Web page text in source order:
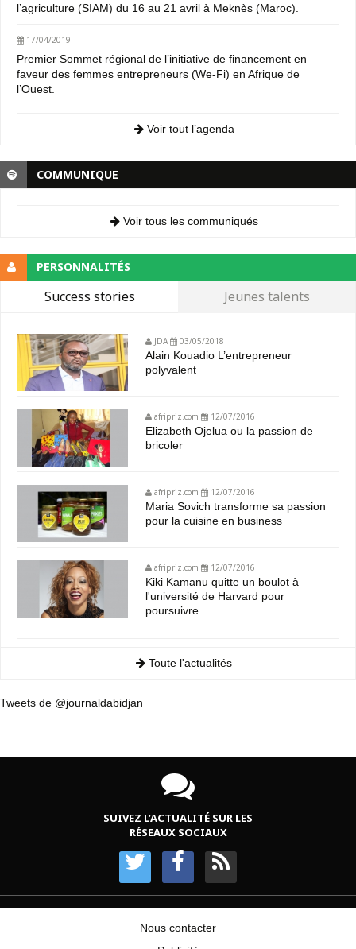
l’agriculture (SIAM) du 16 au 21 avril à Meknès (Maroc).
17/04/2019
Premier Sommet régional de l’initiative de financement en
faveur des femmes entrepreneurs (We-Fi) en Afrique de
l’Ouest.
Voir tout l’agenda
COMMUNIQUE
Voir tous les communiqués
PERSONNALITÉS
Success stories Jeunes talents
JDA 03/05/2018
Alain Kouadio L’entrepreneur
polyvalent
afripriz.com 12/07/2016
Elizabeth Ojelua ou la passion de
bricoler
afripriz.com 12/07/2016
Maria Sovich transforme sa passion
pour la cuisine en business
afripriz.com 12/07/2016
Kiki Kamanu quitte un boulot à
l'université de Harvard pour
poursuivre...
Toute l'actualités
Tweets de @journaldabidjan
SUIVEZ L’ACTUALITÉ SUR LES
RÉSEAUX SOCIAUX
Nous contacter